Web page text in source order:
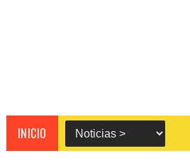
INICIO